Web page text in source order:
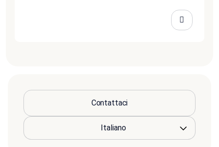
Contattaci